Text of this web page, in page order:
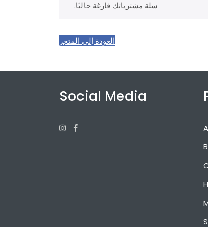
سلة مشترياتك فارغة حاليًا.
العودة إلى المتجر
Social Media
Facebook
Instagram